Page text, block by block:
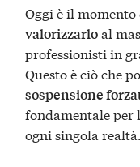
Oggi è il
valorizzarloal
professionisti in
Questo è ciò che
sospensione
fondamentale per
ogni singola realtà.